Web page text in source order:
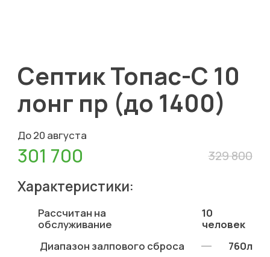
Септик Топас-С 10
лонг пр (до 1400)
До 20 августа
301 700 329 800
Характеристики:
Рассчитан на
обслуживание
10
человек
Диапазон залпового сброса
760л